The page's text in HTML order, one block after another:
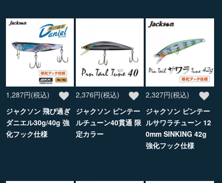
1,287円(税込)
ジャクソン 飛び過ぎ
ダニエル30g/40g 強
化フック仕様
2,376円(税込)
ジャクソン ピンテー
ルチューン40貫通 限
定カラー
2,327円(税込)
ジャクソン ピンテー
ルサワラチューン 12
0mm SINKING 42g
強化フック仕様